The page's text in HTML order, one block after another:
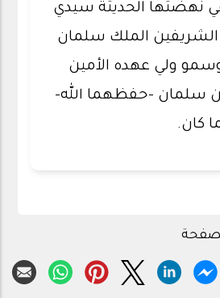
نهضتها الحديثة سيدي
الشريفين الملك سلمان
وسمو ولي عهده الأمين
سلمان -حفظهما الله-
كان.